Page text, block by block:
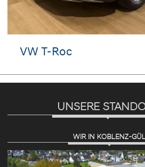
VW T-Roc
UNSERE
WIR IN KOBLENZ-